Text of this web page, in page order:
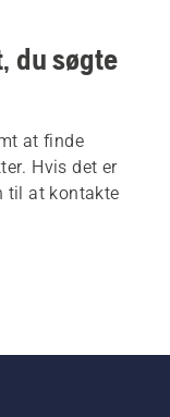
du søgte
at finde
Hvis det er
til at kontakte